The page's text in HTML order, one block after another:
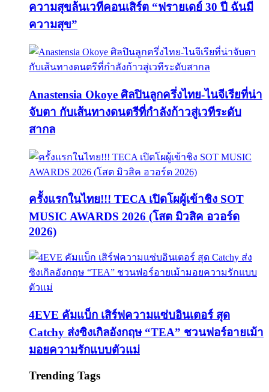
ความสุขล้นเวทีคอนเสิร์ต “ฟรายเดย์ 30 ปี ฉันมี
ความสุข”
Anastensia Okoye ศิลปินลูกครึ่งไทย-ไนจีเรียที่น่า
จับตา กับเส้นทางดนตรีที่กำลังก้าวสู่เวทีระดับ
สากล
ครั้งแรกในไทย!!! TECA เปิดโผผู้เข้าชิง SOT
MUSIC AWARDS 2026 (โสต มิวสิค อวอร์ด
2026)
4EVE คัมแบ็ก เสิร์ฟความแซ่บอินเตอร์ สุด
Catchy ส่งซิงเกิลอังกฤษ “TEA” ชวนฟอร์อายเม้า
มอยความรักแบบตัวแม่
Trending Tags